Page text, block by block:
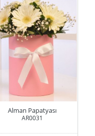
Alman Papatyası
AR0031